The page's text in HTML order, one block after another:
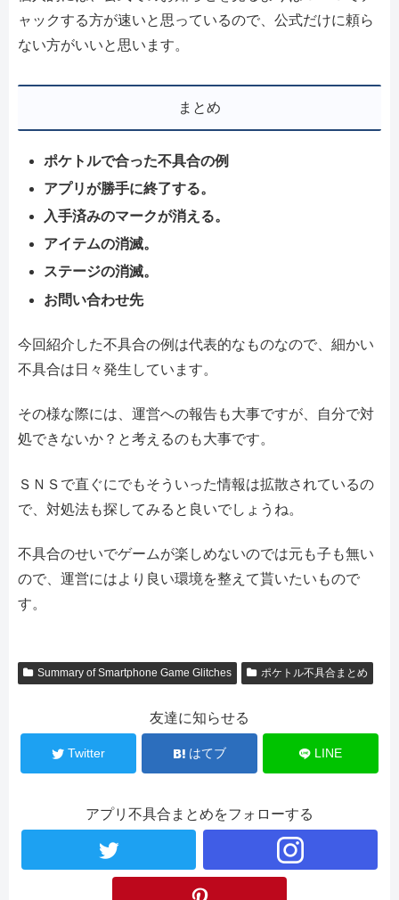
ャックする方が速いと思っているので、公式だけに頼ら
ない方がいいと思います。
まとめ
ポケトルで合った不具合の例
アプリが勝手に終了する。
入手済みのマークが消える。
アイテムの消滅。
ステージの消滅。
お問い合わせ先
今回紹介した不具合の例は代表的なものなので、細かい
不具合は日々発生しています。
その様な際には、運営への報告も大事ですが、自分で対
処できないか？と考えるのも大事です。
ＳＮＳで直ぐにでもそういった情報は拡散されているの
で、対処法も探してみると良いでしょうね。
不具合のせいでゲームが楽しめないのでは元も子も無い
ので、運営にはより良い環境を整えて貰いたいもので
す。
Summary of Smartphone Game Glitches ポケトル不具合まとめ
友達に知らせる
Twitter はてブ LINE
アプリ不具合まとめをフォローする